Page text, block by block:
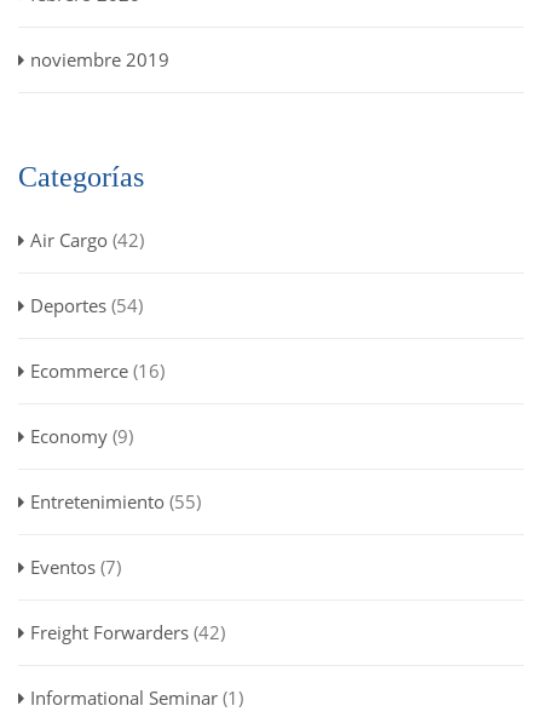
noviembre 2019
Categorías
Air Cargo (42)
Deportes (54)
Ecommerce (16)
Economy (9)
Entretenimiento (55)
Eventos (7)
Freight Forwarders (42)
Informational Seminar (1)